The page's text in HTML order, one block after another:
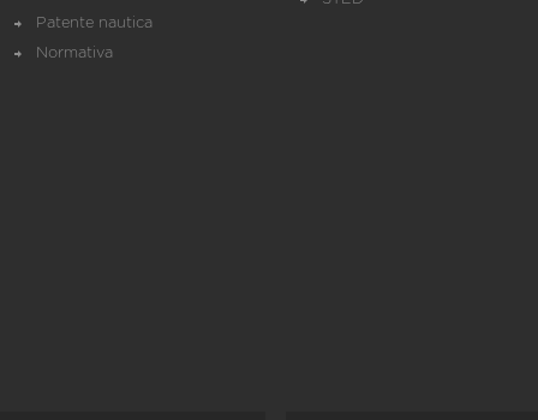
Patente nautica
Normativa